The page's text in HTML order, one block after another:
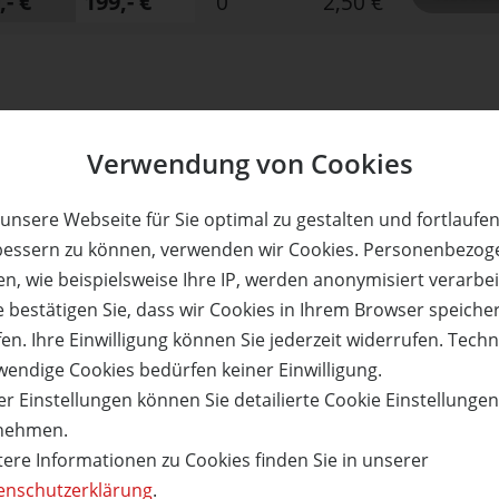
Verwendung von Cookies
Webseite für Sie optimal zu gestalten und
zu können, verwenden wir Cookies.
wie beispielsweise Ihre IP, werden anonymisiert
bestätigen Sie, dass wir Cookies in Ihrem Browser
Ihre Einwilligung können Sie jederzeit widerrufen.
Cookies bedürfen keiner Einwilligung.
Einstellungen können Sie detailierte Cookie Einstellungen
Informationen zu Cookies finden Sie in unserer
.
- Suite & Spa
für 2 Personen
zum halben Preis!
Adults only!
€
Verfügbar: Versand:
3 Übernachtungen für 2
in einer Suite zum
Adults only!
68%
Wert:
592,- €
Preis:
190,- €